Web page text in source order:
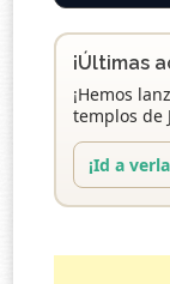
¡Últimas
¡Hemos
templos de
¡Id a